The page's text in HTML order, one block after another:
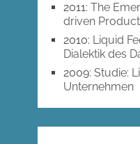
2011: The
driven
2010: Liquid
Dialektik des
2009: Studie:
Unternehmen